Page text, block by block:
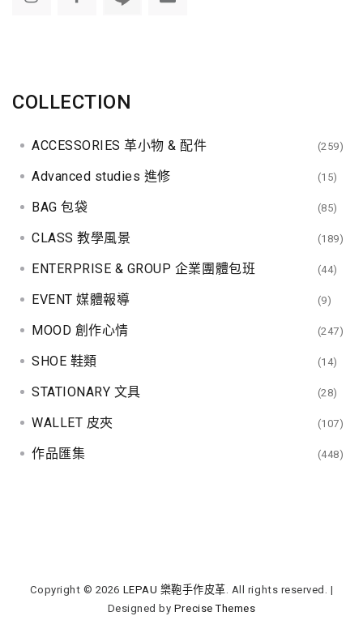
COLLECTION
ACCESSORIES 革小物 & 配件 (259)
Advanced studies 進修 (15)
BAG 包袋 (85)
CLASS 教學風景 (189)
ENTERPRISE & GROUP 企業團體包班 (44)
EVENT 媒體報導 (9)
MOOD 創作心情 (247)
SHOE 鞋類 (14)
STATIONARY 文具 (28)
WALLET 皮夾 (107)
作品匯集 (448)
Copyright © 2026 LEPAU 樂鞄手作皮革 . All rights reserved. |
Designed by Precise Themes